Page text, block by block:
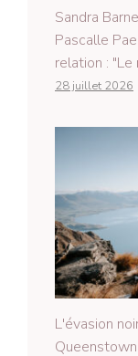
Sandra
Pascalle
relation :
28 juillet 2026
L'évasion
Queenstown